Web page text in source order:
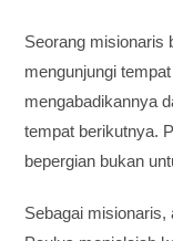
Seorang misionaris
mengunjungi
mengabadikannya
tempat berikutnya.
bepergian bukan
Sebagai misionaris,